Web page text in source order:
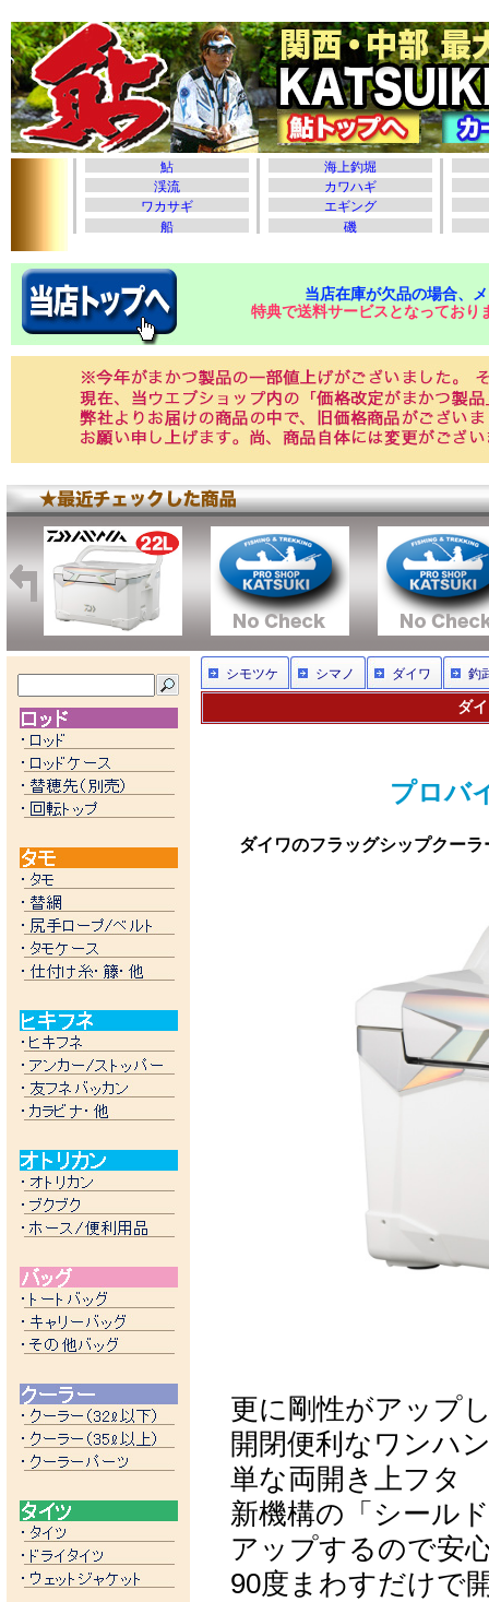
当店在庫が欠品の場合、
特典で送料サービスとなっており
シモツケ シマノ ダイワ 釣
ダ
プロバ
ダイワのフラッグシップクー
更に剛性がアップ
開閉便利なワンハ
単な両開き上フタ
新機構の「シール
アップするので安
90度まわすだけで